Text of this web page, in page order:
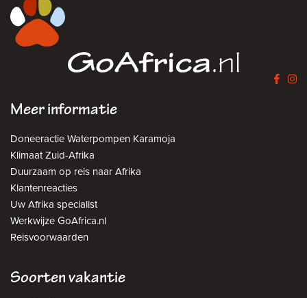
Meer informatie
Doneeractie Waterpompen Karamoja
Klimaat Zuid-Afrika
Duurzaam op reis naar Afrika
Klantenreacties
Uw Afrika specialist
Werkwijze GoAfrica.nl
Reisvoorwaarden
Soorten vakantie